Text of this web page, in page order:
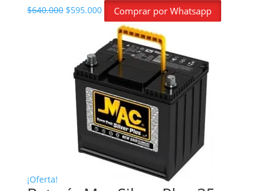
$640.000 El precio original era: $640.000.
$595.000El precio actual es: $595.000.
Comprar por Whatsapp
¡Oferta!